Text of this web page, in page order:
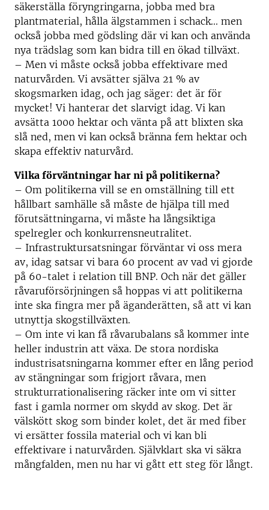
säkerställa föryngringarna, jobba med bra
plantmaterial, hålla älgstammen i schack... men
också jobba med gödsling där vi kan och använda
nya trädslag som kan bidra till en ökad tillväxt.
– Men vi måste också jobba effektivare med
naturvården. Vi avsätter själva 21 % av
skogsmarken idag, och jag säger: det är för
mycket! Vi hanterar det slarvigt idag. Vi kan
avsätta 1000 hektar och vänta på att blixten ska
slå ned, men vi kan också bränna fem hektar och
skapa effektiv naturvård.
Vilka förväntningar har ni på politikerna?
– Om politikerna vill se en omställning till ett
hållbart samhälle så måste de hjälpa till med
förutsättningarna, vi måste ha långsiktiga
spelregler och konkurrensneutralitet.
– Infrastruktursatsningar förväntar vi oss mera
av, idag satsar vi bara 60 procent av vad vi gjorde
på 60-talet i relation till BNP. Och när det gäller
råvaruförsörjningen så hoppas vi att politikerna
inte ska fingra mer på äganderätten, så att vi kan
utnyttja skogstillväxten.
– Om inte vi kan få råvarubalans så kommer inte
heller industrin att växa. De stora nordiska
industrisatsningarna kommer efter en lång period
av stängningar som frigjort råvara, men
strukturrationalisering räcker inte om vi sitter
fast i gamla normer om skydd av skog. Det är
välskött skog som binder kolet, det är med fiber
vi ersätter fossila material och vi kan bli
effektivare i naturvården. Självklart ska vi säkra
mångfalden, men nu har vi gått ett steg för långt.